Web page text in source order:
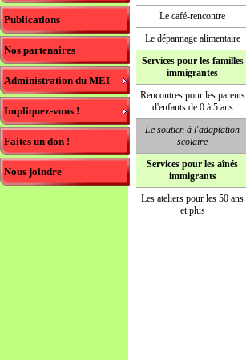
Publications
Nos partenaires
Administration du MEI
Impliquez-vous !
Faites un don !
Nous joindre
Le café-rencontre
Le dépannage alimentaire
Services pour les familles
immigrantes
Rencontres pour les parents
d'enfants de 0 à 5 ans
Le soutien à l'adaptation
scolaire
Services pour les aînés
immigrants
Les ateliers pour les 50 ans
et plus